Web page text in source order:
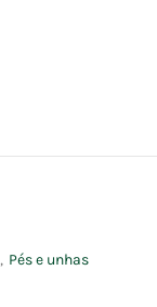
, Pés e unhas